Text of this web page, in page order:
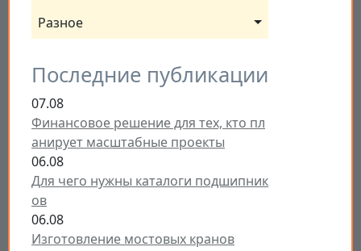
Разное
Последние публикации
07.08
Финансовое решение для тех, кто пл
анирует масштабные проекты
06.08
Для чего нужны каталоги подшипник
ов
06.08
Изготовление мостовых кранов